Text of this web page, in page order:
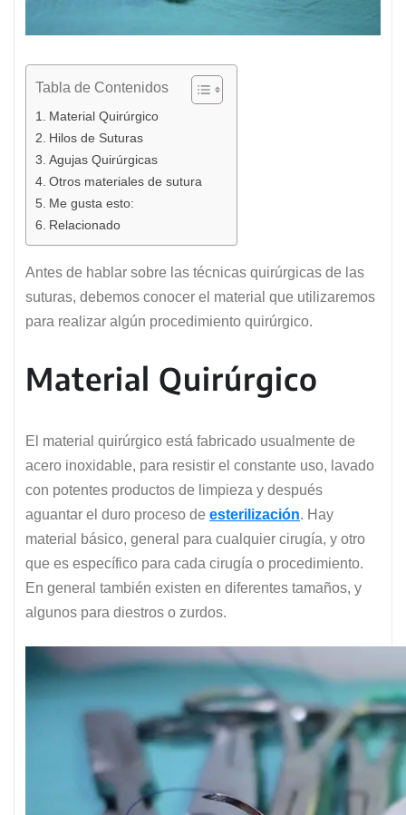
Tabla de Contenidos
Material Quirúrgico
Hilos de Suturas
Agujas Quirúrgicas
Otros materiales de sutura
Me gusta esto:
Relacionado
Antes de hablar sobre las técnicas quirúrgicas de las
suturas, debemos conocer el material que utilizaremos
para realizar algún procedimiento quirúrgico.
Material Quirúrgico
El material quirúrgico está fabricado usualmente de
acero inoxidable, para resistir el constante uso, lavado
con potentes productos de limpieza y después
aguantar el duro proceso de esterilización. Hay
material básico, general para cualquier cirugía, y otro
que es específico para cada cirugía o procedimiento.
En general también existen en diferentes tamaños, y
algunos para diestros o zurdos.